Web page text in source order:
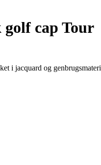
golf cap Tour
i jacquard og